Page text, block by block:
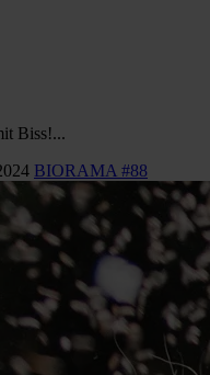
Biss!...
BIORAMA #88